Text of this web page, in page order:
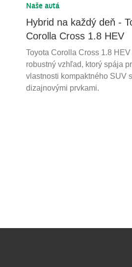
Naše autá
Hybrid na každý deň -
Corolla Cross 1.8 HEV
Toyota Corolla Cross 1.8
robustný vzhľad, ktorý spája
vlastnosti kompaktného SUV
dizajnovými prvkami.